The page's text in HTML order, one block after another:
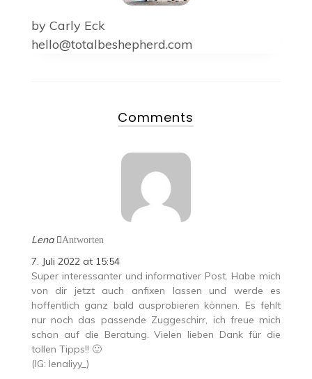
by Carly Eck
hello@totalbeshepherd.com
Comments
Lena Antworten
7. Juli 2022 at 15:54
Super interessanter und informativer Post. Habe mich
von dir jetzt auch anfixen lassen und werde es
hoffentlich ganz bald ausprobieren können. Es fehlt
nur noch das passende Zuggeschirr, ich freue mich
schon auf die Beratung. Vielen lieben Dank für die
tollen Tipps!! 🙂
(IG: lenaliyy_)